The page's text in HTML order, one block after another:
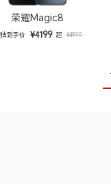
荣耀Magic8
到手价 ¥4199 起 ¥4999